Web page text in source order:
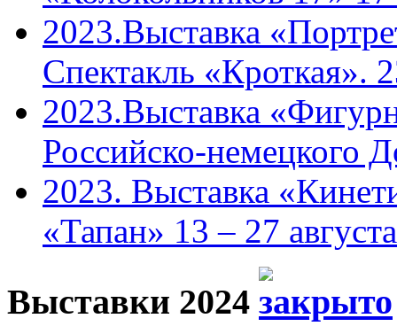
2023.Выставка
Спектакль «Кроткая».
2023.Выставка
Российско-немецкого
2023. Выставка
«Тапан» 13 – 27 августа
Выставки 2024